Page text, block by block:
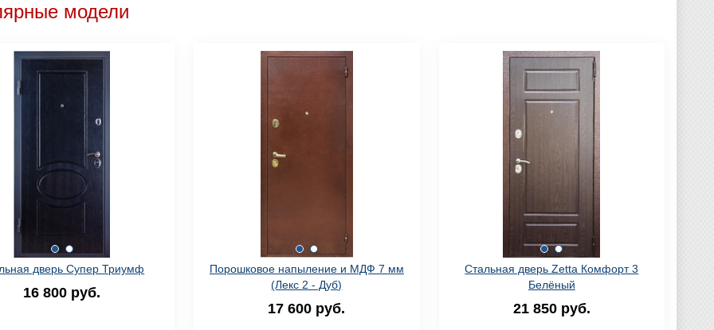
модели
дверь Супер Триумф
16 800 руб.
Порошковое напыление и МДФ 7 мм
(Лекс 2 - Дуб)
17 600 руб.
Стальная дверь Zetta Комфорт 3
Белёный
21 850 руб.